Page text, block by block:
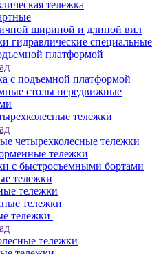
тележка
шириной и длиной вил
гидравлические специальные
платформой
с подъемной платформой
столы передвижные
тележки
четырехколесные тележки
тележки
с быстросъемными бортами
тележки
тележки
тележки
тележки
тележки